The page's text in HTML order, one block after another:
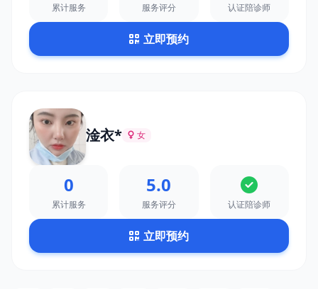
累计服务 服务评分 认证陪诊师
立即预约
淦衣* 女
0
累计服务
5.0
服务评分 认证陪诊师
立即预约